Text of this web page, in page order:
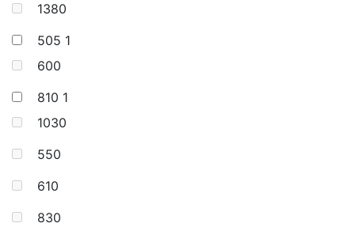
1380
505 1
600
810 1
1030
550
610
830